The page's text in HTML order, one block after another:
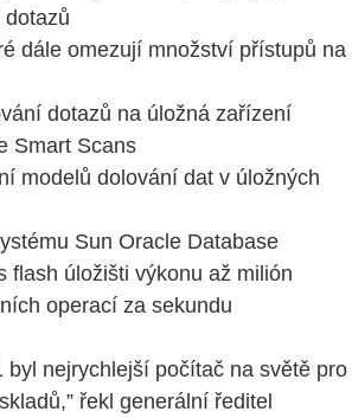
dále omezují množství přístupů na
dotazů na úložná zařízení
Smart Scans
modelů dolování dat v úložných
Sun Oracle Database
flash úložišti výkonu až milión
operací za sekundu
byl nejrychlejší počítač na světě pro
řekl generální ředitel